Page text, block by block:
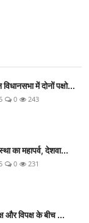
में दोनों पक्षो...
0 243
का महापर्व, देशवा...
0 231
और विपक्ष के बीच ...